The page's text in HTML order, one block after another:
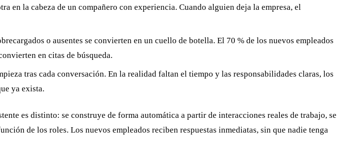
en la cabeza de un compañero con experiencia. Cuando alguien deja la empresa, el
o ausentes se convierten en un cuello de botella. El 70 % de los nuevos empleados
en citas de búsqueda.
tras cada conversación. En la realidad faltan el tiempo y las responsabilidades claras, los
ya exista.
es distinto: se construye de forma automática a partir de interacciones reales de trabajo, se
de los roles. Los nuevos empleados reciben respuestas inmediatas, sin que nadie tenga